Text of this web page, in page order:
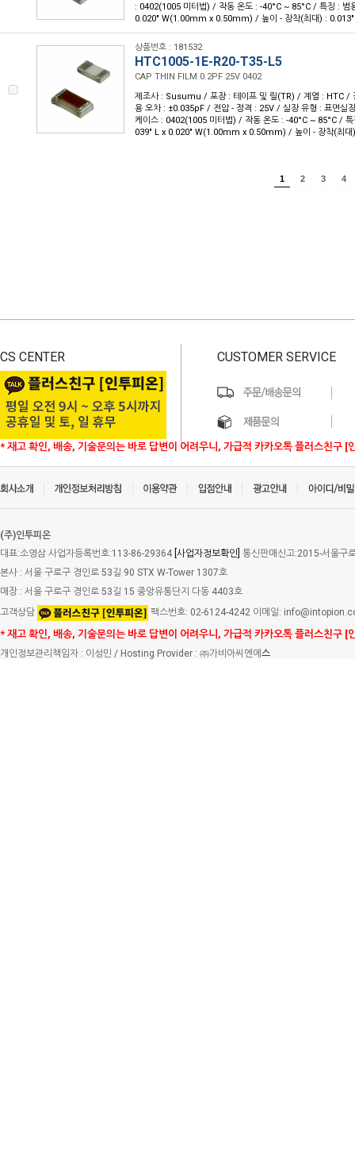
: 0402(1005 미터법) / 작동 온도 : -40°C ~ 85°C / 특징 :
0.020" W(1.00mm x 0.50mm) / 높이 - 장착(최대) :
상품번호 : 181532
HTC1005-1E-R20-T35-L5
CAP THIN FILM 0.2PF 25V 0402
제조사 : Susumu / 포장 : 테이프 및 릴(TR) / 계열 : HTC /
용 오차 : ±0.035pF / 전압 - 정격 : 25V / 실장 유형 : 표면실
케이스 : 0402(1005 미터법) / 작동 온도 : -40°C ~ 85°C /
039" L x 0.020" W(1.00mm x 0.50mm) / 높이 - 장착(최
1 2 3 4
CS CENTER
* 재고 확인, 배송, 기술문의는 바로 답변이 어려우니, 가급적 카카오톡 플러스친구 [
CUSTOMER SERVICE
(주)인투피온
대표:소영삼 사업자등록번호:113-86-29364 [사업자정보확인] 통신판매신고:2015-서울구
본사 : 서울 구로구 경인로 53길 90 STX W-Tower 1307호
매장 : 서울 구로구 경인로 53길 15 중앙유통단지 다동 4403호
고객상담
팩스번호: 02-6124-4242 이메일:
* 재고 확인, 배송, 기술문의는 바로 답변이 어려우니, 가급적 카카오톡 플러스친구 [
개인정보관리책임자 : 이성민 / Hosting Provider : ㈜가비아씨엔에 스